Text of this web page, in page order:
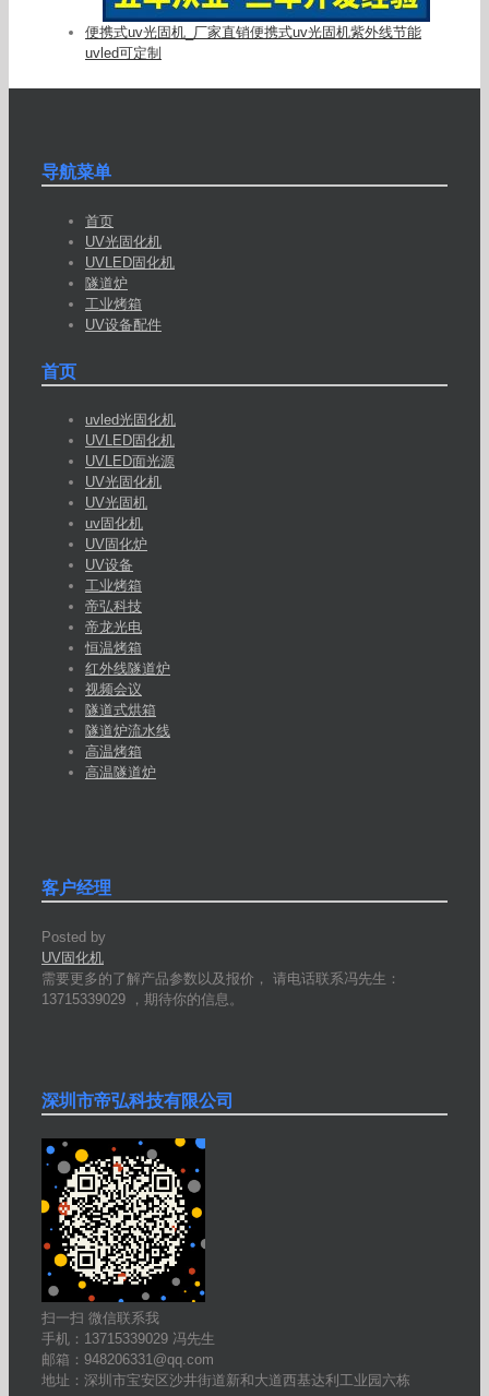
便携式uv光固机_厂家直销便携式uv光固机紫外线节能
uvled可定制
导航菜单
首页
UV光固化机
UVLED固化机
隧道炉
工业烤箱
UV设备配件
首页
uvled光固化机
UVLED固化机
UVLED面光源
UV光固化机
UV光固机
uv固化机
UV固化炉
UV设备
工业烤箱
帝弘科技
帝龙光电
恒温烤箱
红外线隧道炉
视频会议
隧道式烘箱
隧道炉流水线
高温烤箱
高温隧道炉
客户经理
Posted by
UV固化机
需要更多的了解产品参数以及报价， 请电话联系冯先生：
13715339029 ，期待你的信息。
深圳市帝弘科技有限公司
扫一扫 微信联系我
手机：13715339029 冯先生
邮箱：948206331@qq.com
地址：深圳市宝安区沙井街道新和大道西基达利工业园六栋